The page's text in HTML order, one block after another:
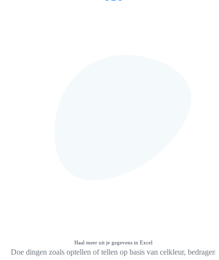
Haal meer uit je gegevens in Excel
Doe dingen zoals optellen of tellen op basis van celkleur, bedragen